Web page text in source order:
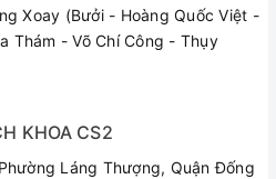
Xoay (Bưởi - Hoàng Quốc Việt -
Thám - Võ Chí Công - Thụy
KHOA CS2
Láng Thượng, Quận Đống